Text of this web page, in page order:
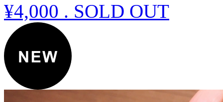
¥4,000 . SOLD OUT